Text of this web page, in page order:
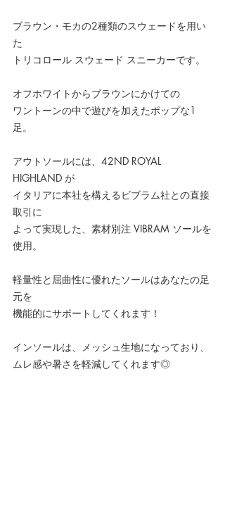
ブラウン・モカの2種類のスウェードを用い
た
トリコロール スウェード スニーカーです。
オフホワイトからブラウンにかけての
ワントーンの中で遊びを加えたポップな1
足。
アウトソールには、42ND ROYAL
HIGHLAND が
イタリアに本社を構えるビブラム社との直接
取引に
よって実現した、素材別注 VIBRAM ソールを
使用。
軽量性と屈曲性に優れたソールはあなたの足
元を
機能的にサポートしてくれます！
インソールは、メッシュ生地になっており、
ムレ感や暑さを軽減してくれます◎